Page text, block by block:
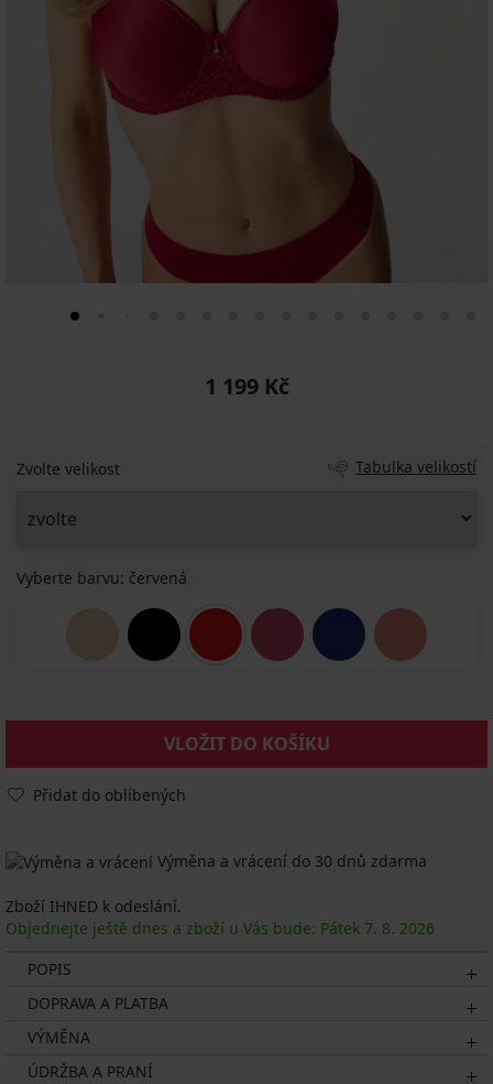
1 199 Kč
Zvolte velikost Tabulka velikostí
Vyberte barvu: červená
VLOŽIT DO KOŠÍKU
Přidat do oblíbených
Výměna a vrácení do 30 dnů zdarma
Zboží IHNED k odeslání.
Objednejte ještě dnes a zboží u Vás bude: Pátek 7. 8. 2026
POPIS
DOPRAVA A PLATBA
VÝMĚNA
ÚDRŽBA A PRANÍ